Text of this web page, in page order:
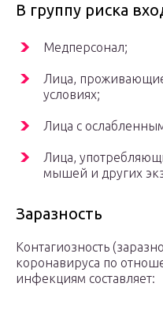
В группу риска
Медперсонал;
Лица,
условиях;
Лица с
Лица,
мышей и других
Заразность
Контагиозность
коронавируса по
инфекциям составляет: